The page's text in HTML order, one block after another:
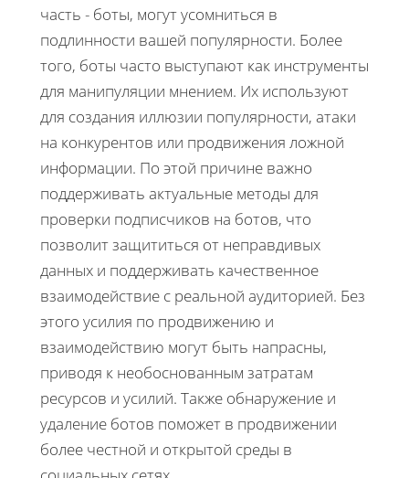
часть - боты, могут усомниться в
подлинности вашей популярности. Более
того, боты часто выступают как инструменты
для манипуляции мнением. Их используют
для создания иллюзии популярности, атаки
на конкурентов или продвижения ложной
информации. По этой причине важно
поддерживать актуальные методы для
проверки подписчиков на ботов, что
позволит защититься от неправдивых
данных и поддерживать качественное
взаимодействие с реальной аудиторией. Без
этого усилия по продвижению и
взаимодействию могут быть напрасны,
приводя к необоснованным затратам
ресурсов и усилий. Также обнаружение и
удаление ботов поможет в продвижении
более честной и открытой среды в